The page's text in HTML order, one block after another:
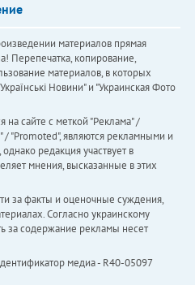
материалов прямая
Перепечатка, копирование,
материалов, в которых
Новини" и "Украинская Фото
сайте с меткой "Реклама" /
"Promoted", являются рекламными и
редакция участвует в
мнения, высказанные в этих
за факты и оценочные суждения,
Согласно украинскому
за содержание рекламы несет
медиа - R40-05097